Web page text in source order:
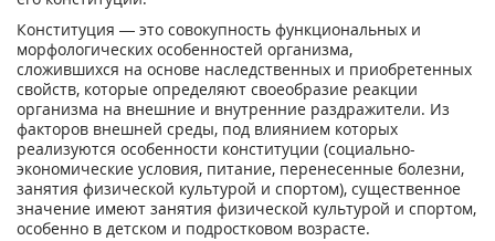
Конституция — это совокупность функциональных и
морфологических особенностей организма,
сложившихся на основе наследственных и приобретенных
свойств, которые определяют своеобразие реакции
организма на внешние и внутренние раздражители. Из
факторов внешней среды, под влиянием которых
реализуются особенности конституции (социально-
экономические условия, питание, перенесенные болезни,
занятия физической культурой и спортом), существенное
значение имеют занятия физической культурой и спортом,
особенно в детском и подростковом возрасте.